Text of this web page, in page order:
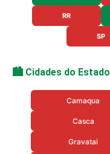
RR
SP
🏙️ Cidades do Estado
Camaqua
Casca
Gravatai